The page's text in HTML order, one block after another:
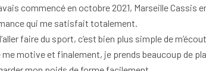
commencé en octobre 2021, Marseille Cassis
qui me satisfait totalement.
faire du sport, c’est bien plus simple de
motive et finalement, je prends beaucoup de